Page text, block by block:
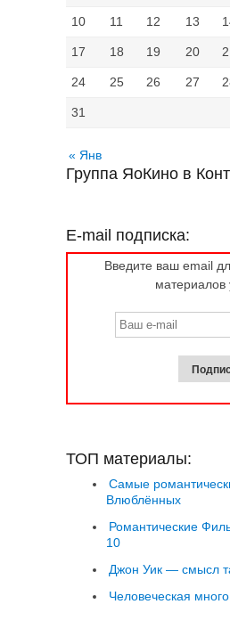
10 11 12 13
17 18 19 20
24 25 26 27
31
« Янв
Группа ЯоКино в
E-mail подписка:
Введите ваш email
материалов
ТОП материалы:
Самые
Влюблённых
Романтические
10
Джон Уик — смысл
Человеческая